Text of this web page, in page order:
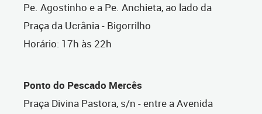
Pe. Agostinho e a Pe. Anchieta, ao lado da
Praça da Ucrânia - Bigorrilho
Horário: 17h às 22h
Ponto do Pescado Mercês
Praça Divina Pastora, s/n - entre a Avenida